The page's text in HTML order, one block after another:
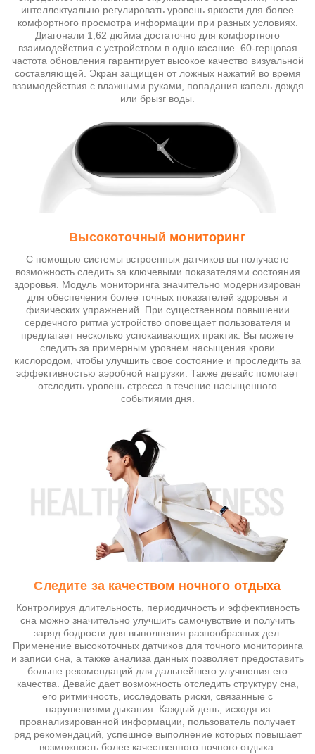
интеллектуально регулировать уровень яркости для более
комфортного просмотра информации при разных условиях.
Диагонали 1,62 дюйма достаточно для комфортного
взаимодействия с устройством в одно касание. 60-герцовая
частота обновления гарантирует высокое качество визуальной
составляющей. Экран защищен от ложных нажатий во время
взаимодействия с влажными руками, попадания капель дождя
или брызг воды.
Высокоточный мониторинг
С помощью системы встроенных датчиков вы получаете
возможность следить за ключевыми показателями состояния
здоровья. Модуль мониторинга значительно модернизирован
для обеспечения более точных показателей здоровья и
физических упражнений. При существенном повышении
сердечного ритма устройство оповещает пользователя и
предлагает несколько успокаивающих практик. Вы можете
следить за примерным уровнем насыщения крови
кислородом, чтобы улучшить свое состояние и проследить за
эффективностью аэробной нагрузки. Также девайс помогает
отследить уровень стресса в течение насыщенного
событиями дня.
Следите за качеством ночного отдыха
Контролируя длительность, периодичность и эффективность
сна можно значительно улучшить самочувствие и получить
заряд бодрости для выполнения разнообразных дел.
Применение высокоточных датчиков для точного мониторинга
и записи сна, а также анализа данных позволяет предоставить
больше рекомендаций для дальнейшего улучшения его
качества. Девайс дает возможность отследить структуру сна,
его ритмичность, исследовать риски, связанные с
нарушениями дыхания. Каждый день, исходя из
проанализированной информации, пользователь получает
ряд рекомендаций, успешное выполнение которых повышает
возможность более качественного ночного отдыха.